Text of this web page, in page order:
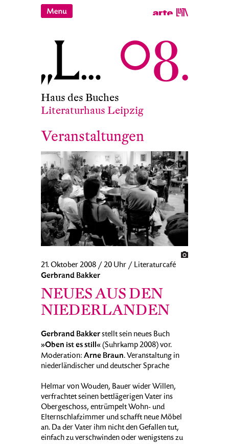
Haus des Buches
Literaturhaus Leipzig
Veranstaltungen
21. Oktober 2008 / 20 Uhr / Literaturcafé
Gerbrand Bakker
NEUES AUS DEN
NIEDERLANDEN
Gerbrand Bakkerstellt sein neues Buch
»Oben ist es still«(Suhrkamp 2008) vor.
Moderation: Arne Braun. Veranstaltung in
niederländischer und deutscher Sprache
Helmar von Wouden, Bauer wider Willen,
verfrachtet seinen bettlägerigen Vater ins
Obergeschoss, entrümpelt Wohn- und
Elternschlafzimmer und schafft neue Möbel
an. Da der Vater ihm nicht den Gefallen tut,
einfach zu verschwinden oder wenigstens zu